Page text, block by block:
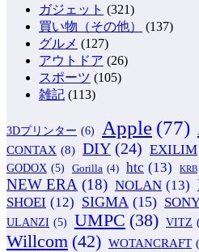
ガジェット (321)
買い物（その他）
(137)
グルメ (127)
アウトドア (26)
スポーツ (105)
雑記 (113)
3Dプリンター (6) Apple (77)
CONTAX (8) DIY (24) EXILIM
GODOX (5) Gorilla (4) htc (13) KRB
NEW ERA (18) NOLAN (13)
SHOEI (12) SIGMA (15)
ULANZI (5) UMPC (38) VITZ
Willcom (42) WOTANCRAFT